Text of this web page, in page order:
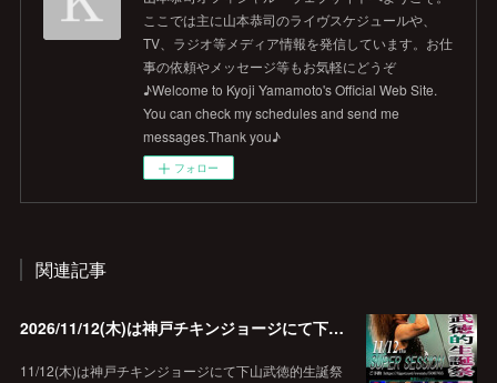
ここでは主に山本恭司のライヴスケジュールや、
TV、ラジオ等メディア情報を発信しています。お仕
事の依頼やメッセージ等もお気軽にどうぞ
♪Welcome to Kyoji Yamamoto's Official Web Site.
You can check my schedules and send me
messages.Thank you♪
フォロー
関連記事
2026/11/12(木)は神戸チキンジョージにて下山武徳的生誕祭に出演します♪
11/12(木)は神戸チキンジョージにて下山武徳的生誕祭